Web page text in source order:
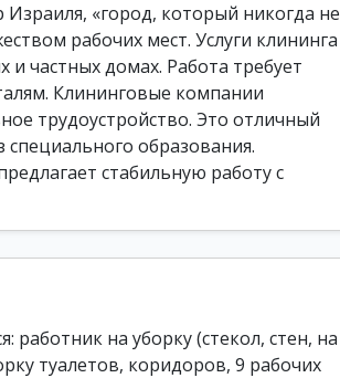
«город, который никогда не
рабочих мест. Услуги клининга
и частных домах. Работа требует
Клининговые компании
трудоустройство. Это отличный
образования.
стабильную работу с
работник на уборку (стекол, стен, на
туалетов, коридоров, 9 рабочих